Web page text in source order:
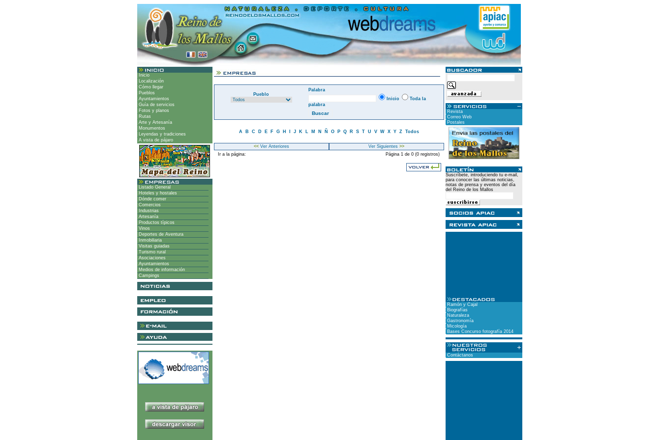
Inicio
Localización
Cómo llegar
Pueblos
Ayuntamientos
Guía de servicios
Fotos y planos
Rutas
Arte y Artesanía
Monumentos
Leyendas y tradiciones
A vista de pájaro
Listado General
Hoteles y hostales
Dónde comer
Comercios
Industrias
Artesanía
Productos típicos
Vinos
Deportes de Aventura
Inmobiliaria
Visitas guiadas
Turismo rural
Asociaciones
Ayuntamientos
Medios de información
Campings
Pueblo
Palabra
Inicio
Toda la
palabra
A B C D E F G H J K L M N Ñ O P Q R S T U V W X Y Z Todos
<<Ver Anteriores Ver Siguientes >>
Ir a la página:
Página 1 de 0 (0 registros)
Revista
Correo Web
Postales
Suscríbete, introduciendo tu e-mail,
para conocer las últimas noticias,
notas de prensa y eventos del día
del Reino de los Mallos
Ramón y Cajal
Biografías
Naturaleza
Gastronomía
Micología
Bases Concurso fotografía 2014
Contáctanos